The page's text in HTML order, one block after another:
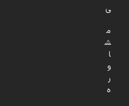
ی
م
ش
ا
و
ر
ه